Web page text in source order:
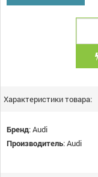
Характеристики товара:
Бренд:Audi
Производитель:Audi